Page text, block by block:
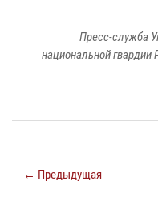
Пресс-служба
национальной гвардии
← Предыдущая